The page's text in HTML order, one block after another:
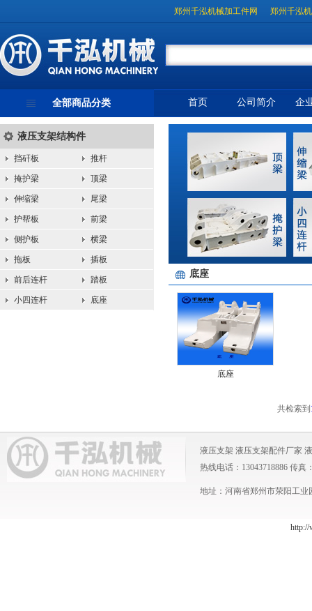
郑州千泓机械加工件网 郑州千泓
全部商品分类
液压支架结构件
挡矸板 推杆
掩护梁 顶梁
伸缩梁 尾梁
护帮板 前梁
侧护板 横梁
拖板 插板
前后连杆 踏板
小四连杆 底座
首页 公司简介 企
底座
底座
共检索到
液压支架 液压支架配件厂家
热线电话：13043718886 传真
地址：河南省郑州市荥阳工业
http://